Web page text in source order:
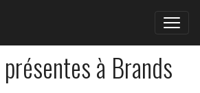
à Brands